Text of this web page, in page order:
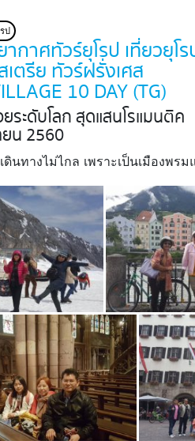
ป
าศ ทัวร์ยุโรป เที่ยวยุโร
ตรีย ทัวร์ฝรั่งเศส
10 DAY (TG)
ระดับโลก สุดแสนโรแมนติค
น 2560
นทางไม่ไกล เพราะเป็นเมืองพร